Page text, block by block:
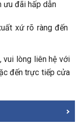
ưu đãi hấp dẫn
xứ rõ ràng đến
vui lòng liên hệ với
đến trực tiếp cửa